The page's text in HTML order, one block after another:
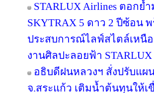
STARLUX Airlines ตอก
SKYTRAX 5 ดาว 2 ปีซ้อน
ประสบการณ์ไลฟ์สไตล์เหนื
งานศิลปะลอยฟ้า STARLUX
อธิบดีฝนหลวงฯ สั่งปรับแผ
จ.สระแก้ว เติมน้ำต้นทุนให้